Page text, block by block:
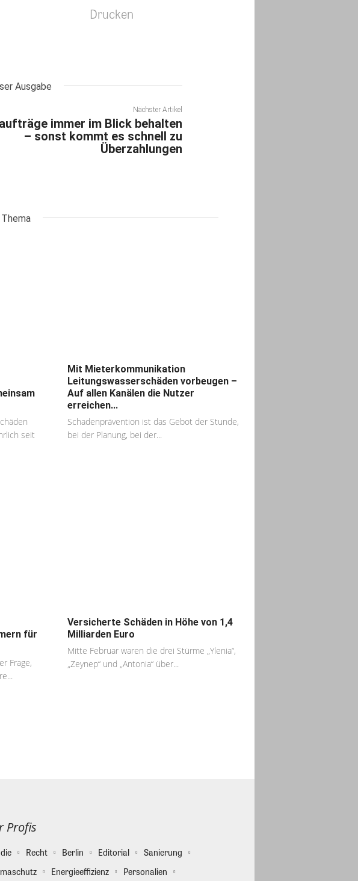
Drucken
Ausgabe
Nächster Artikel
immer im Blick behalten
– sonst kommt es schnell zu
Überzahlungen
seit
Mit Mieterkommunikation
Leitungswasserschäden vorbeugen –
Auf allen Kanälen die Nutzer
erreichen...
Schadenprävention ist das Gebot der Stunde,
bei der Planung, bei der...
für
Frage,
Versicherte Schäden in Höhe von 1,4
Milliarden Euro
Mitte Februar waren die drei Stürme „Ylenia“,
„Zeynep“ und „Antonia“ über...
Profis
Recht Berlin Editorial
Sanierung
Energieeffizienz Personalien